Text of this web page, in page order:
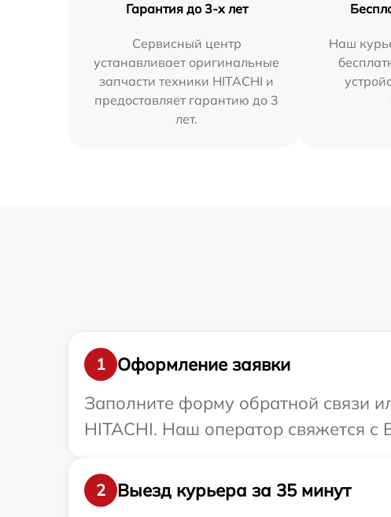
Гарантия до 3-х лет
Сервисный центр
устанавливает оригинальные
запчасти техники HITACHI и
предоставляет гарантию до 3
лет.
Наш
1
Оформление заявки
Заполните форму обратной связи
HITACHI. Наш оператор свяжется с
2
Выезд курьера за 35 минут